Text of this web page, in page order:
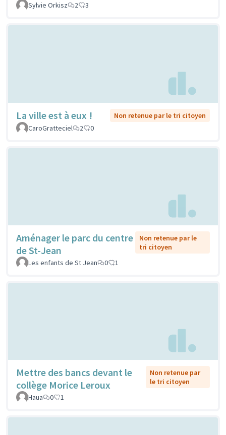
Sylvie Orkisz 2 3
La ville est à eux !
Non retenue par le tri citoyen
CaroGratteciel
2 0
Aménager le parc du centre
de St-Jean
Non retenue par le
tri citoyen
Les enfants de St Jean
0 1
Mettre des bancs devant le
collège Morice Leroux
Non retenue par
le tri citoyen
Haua
0 1